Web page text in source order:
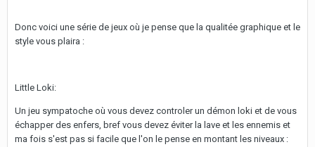
Donc voici une série de jeux où je pense que la qualitée graphique et le
style vous plaira :
Little Loki:
Un jeu sympatoche où vous devez controler un démon loki et de vous
échapper des enfers, bref vous devez éviter la lave et les ennemis et
ma fois s'est pas si facile que l'on le pense en montant les niveaux :